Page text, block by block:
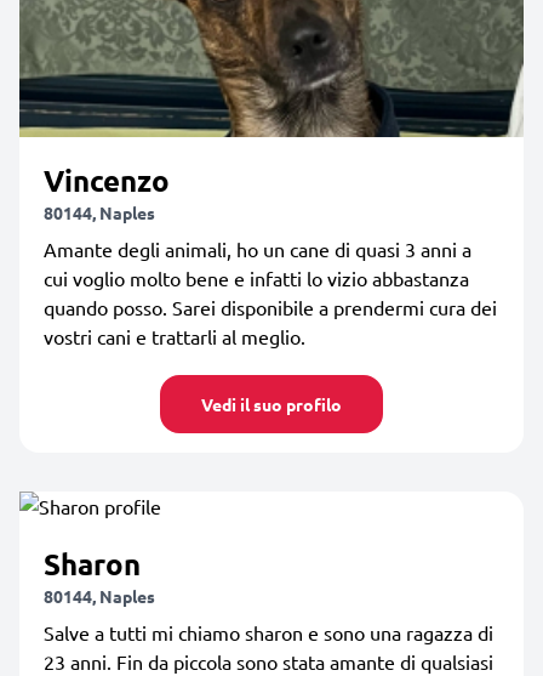
Vincenzo
80144, Naples
Amante degli animali, ho un cane di quasi 3 anni a
cui voglio molto bene e infatti lo vizio abbastanza
quando posso. Sarei disponibile a prendermi cura dei
vostri cani e trattarli al meglio.
Vedi il suo profilo
Sharon
80144, Naples
Salve a tutti mi chiamo sharon e sono una ragazza di
23 anni. Fin da piccola sono stata amante di qualsiasi